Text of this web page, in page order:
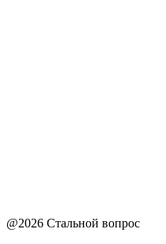
@2026 Стальной вопрос